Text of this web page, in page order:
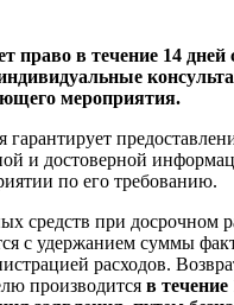
право в течение 14 дней
мероприятия.
и достоверной
по его требованию.
средств при досрочном
с удержанием суммы
расходов.
производится в течение